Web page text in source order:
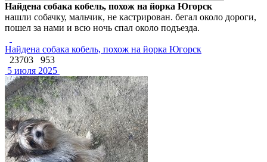
Найдена собака кобель, похож на йорка Югорск
нашли собачку, мальчик, не кастрирован. бегал около дороги,
пошел за нами и всю ночь спал около подъезда.
Найдена собака кобель, похож на йорка Югорск
23703
953
5 июля 2025